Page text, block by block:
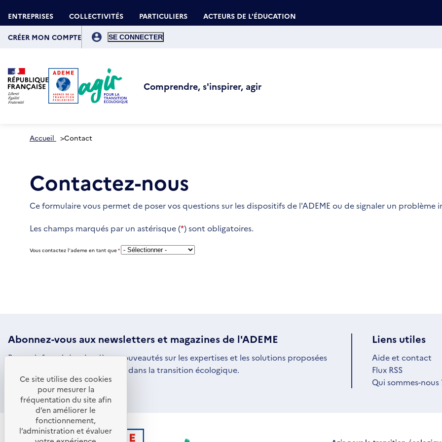
au
contenu
principal
ENTREPRISES COLLECTIVITÉS PARTICULIERS ACTEURS DE L'ÉDUCATION
compte
CRÉER MON COMPTE
Comprendre, s'inspirer, agir
Accueil >Contact
Contactez-nous
Ce formulaire vous permet de poser vos questions sur les dispositifs de l'ADEME ou de signaler un problème
Les champs marqués par un astérisque (*) sont obligatoires.
Vous contactez l’ademe en tant que*
Abonnez-vous aux newsletterset magazines de l'ADEME
Restez informé des dernières nouveautés sur les expertises et les solutions proposées
par l'ADEME pour vous engager dans la transition écologique.
S'ABONNER
S'OUVRE
DANS
UNE
NOUVELLE
FENÊTRE
Liens utiles
Aide et contact
Flux RSS
Qui sommes-nous
Ce site utilise des cookies
pour mesurer la
fréquentation du site afin
d’en améliorer le
fonctionnement,
l’administration et évaluer